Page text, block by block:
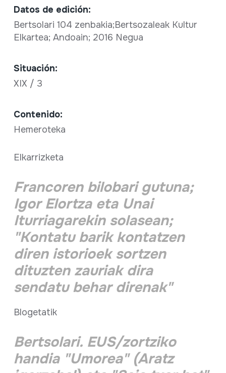
Datos de edición:
Bertsolari 104 zenbakia;Bertsozaleak Kultur
Elkartea; Andoain; 2016 Negua
Situación:
XIX / 3
Contenido:
Hemeroteka
Elkarrizketa
Francoren bilobari gutuna;
Igor Elortza eta Unai
Iturriagarekin solasean;
"Kontatu barik kontatzen
diren istorioek sortzen
dituzten zauriak dira
sendatu behar direnak"
Blogetatik
Bertsolari. EUS/zortziko
handia "Umorea" (Aratz